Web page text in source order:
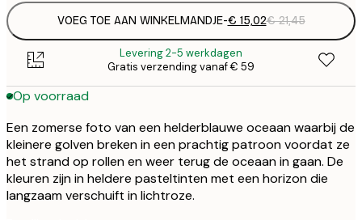
VOEG TOE AAN WINKELMANDJE-€ 15,02€ 21,45
Levering 2-5 werkdagen
Gratis verzending vanaf € 59
Op voorraad
Een zomerse foto van een helderblauwe oceaan waarbij de
kleinere golven breken in een prachtig patroon voordat ze
het strand op rollen en weer terug de oceaan in gaan. De
kleuren zijn in heldere pasteltinten met een horizon die
langzaam verschuift in lichtroze.